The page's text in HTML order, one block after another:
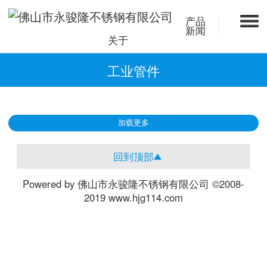
产品
新闻
关于
工业管件
加载更多
回到顶部
Powered by 佛山市永骏隆不锈钢有限公司 ©2008-
2019 www.hjg114.com